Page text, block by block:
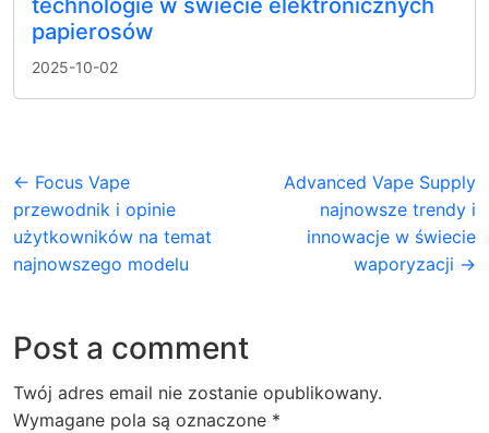
technologie w świecie elektronicznych
papierosów
2025-10-02
← Focus Vape
przewodnik i opinie
użytkowników na temat
najnowszego modelu
Advanced Vape Supply
najnowsze trendy i
innowacje w świecie
waporyzacji →
Post a comment
Twój adres email nie zostanie opublikowany.
Wymagane pola są oznaczone *